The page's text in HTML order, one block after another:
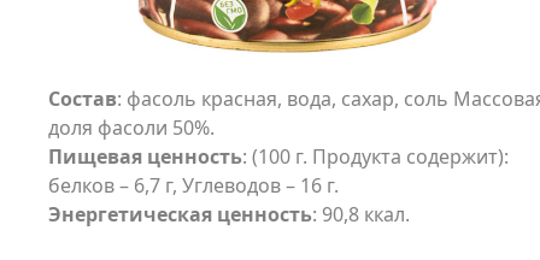
Состав: фасоль красная, вода, сахар, соль
доля фасоли 50%.
Пищевая ценность: (100 г. Продукта содержит):
белков – 6,7 г, Углеводов – 16 г.
Энергетическая ценность: 90,8 ккал.